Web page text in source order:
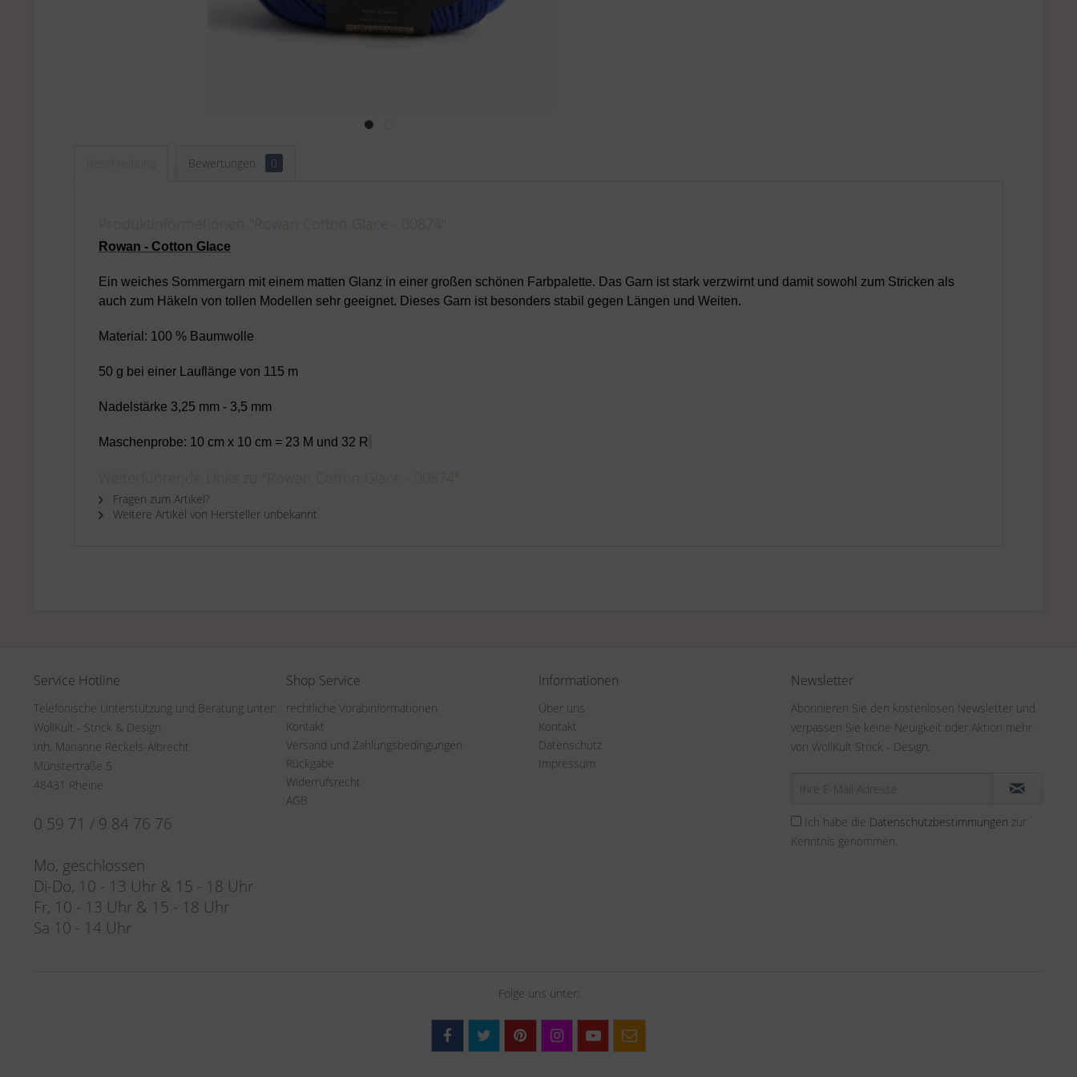
Bewertungen 0
Rowan - Cotton Glace
Ein weiches Sommergarn mit einem matten Glanz in einer großen schönen Farbpalette. Das Garn ist stark verzwirnt und damit sowohl zum Stricken als
auch zum Häkeln von tollen Modellen sehr geeignet. Dieses Garn ist besonders stabil gegen Längen und Weiten.
Material: 100 % Baumwolle
50 g bei einer Lauflänge von 115 m
Nadelstärke 3,25 mm - 3,5 mm
Maschenprobe: 10 cm x 10 cm = 23 M und 32 R
Fragen zum Artikel?
Weitere Artikel von Hersteller unbekannt
Service Hotline
Telefonische Unterstützung und Beratung unter:
WollKult - Strick & Design
Inh. Marianne Reckels-Albrecht
Münstertraße 5
48431 Rheine
0 59 71 / 9 84 76 76
Mo, geschlossen
Di-Do, 10 - 13 Uhr & 15 - 18 Uhr
Fr, 10 - 13 Uhr & 15 - 18 Uhr
Sa 10 - 14 Uhr
Shop Service
rechtliche Vorabinformationen
Kontakt
Versand und Zahlungsbedingungen
Rückgabe
Widerrufsrecht
AGB
Informationen
Über uns
Kontakt
Datenschutz
Impressum
Newsletter
Abonnieren Sie den kostenlosen Newsletter und
verpassen Sie keine Neuigkeit oder Aktion mehr
von WollKult Strick - Design.
Ich habe die Datenschutzbestimmungen zur
Kenntnis genommen.
Folge uns unter: